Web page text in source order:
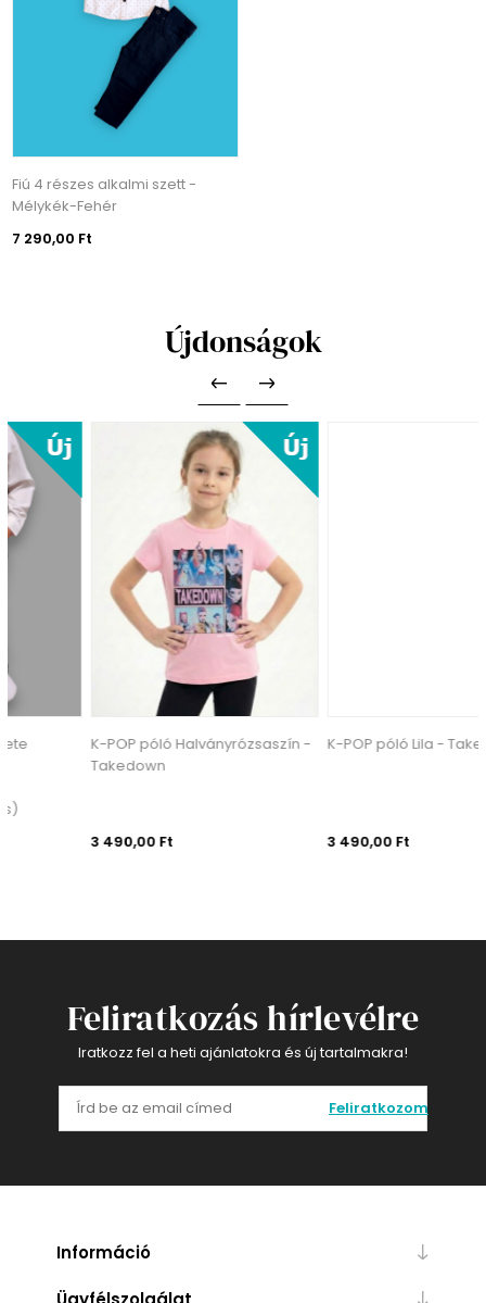
Fiú 4 részes alkalmi szett -
Mélykék-Fehér
7 290,00 Ft
Újdonságok
K-POP póló Halványrózsaszín -
3 490,00 Ft
K-POP póló Lila - Takedown
3 490,00 Ft
Feliratkozás hírlevélre
Iratkozz fel a heti ajánlatokra és új tartalmakra!
Feliratkozom
Információ